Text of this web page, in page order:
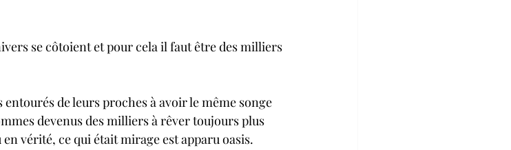
se côtoient et pour cela il faut être des milliers
de leurs proches à avoir le même songe
devenus des milliers à rêver toujours plus
vérité, ce qui était mirage est apparu oasis.